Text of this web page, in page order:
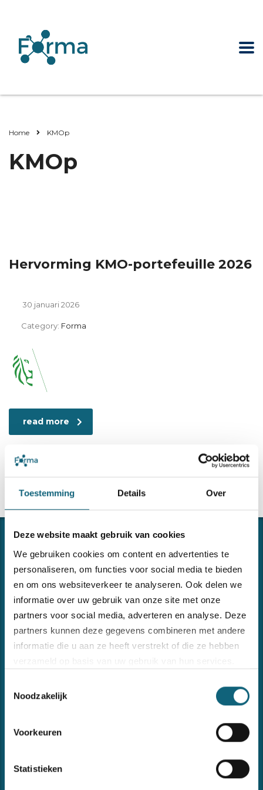
Toestemming Details Over
Deze website maakt gebruik van cookies
We gebruiken cookies om content en advertenties te
personaliseren, om functies voor social media te bieden
en om ons websiteverkeer te analyseren. Ook delen we
informatie over uw gebruik van onze site met onze
partners voor social media, adverteren en analyse. Deze
partners kunnen deze gegevens combineren met andere
informatie die u aan ze heeft verstrekt of die ze hebben
Bezoek onze
Noodzakelijk
Voorkeuren
Statistieken
Home KMOp
KMOp
Hervorming KMO-portefeuille 2026
30 januari 2026
Category: Forma
read more
CONNECTING THE DOTS
Forma ondersteunt u in het implementeren en onderhouden
van uw managementsystemen of andere begeleidings- of
Recent nieuws